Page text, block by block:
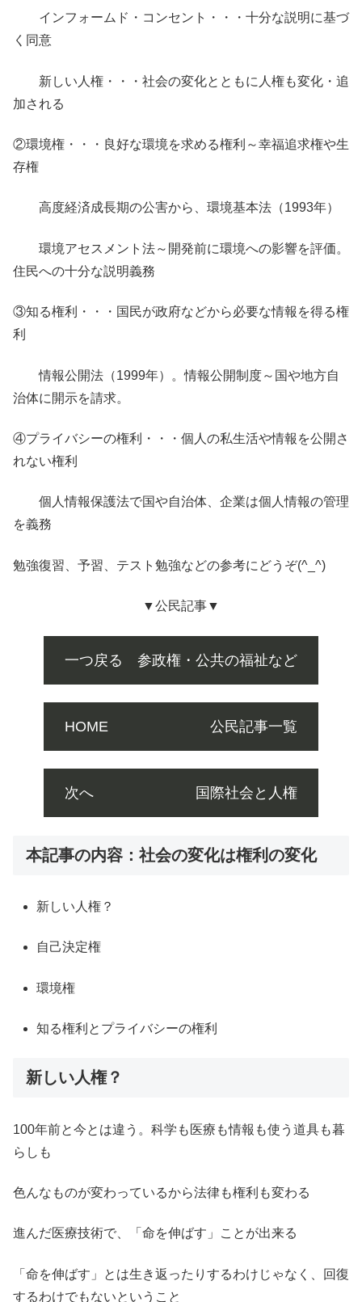
インフォームド・コンセント・・・十分な説明に基づ
く同意
新しい人権・・・社会の変化とともに人権も変化・追
加される
②環境権・・・良好な環境を求める権利～幸福追求権や生
存権
高度経済成長期の公害から、環境基本法（1993年）
環境アセスメント法～開発前に環境への影響を評価。
住民への十分な説明義務
③知る権利・・・国民が政府などから必要な情報を得る権
利
情報公開法（1999年）。情報公開制度～国や地方自
治体に開示を請求。
④プライバシーの権利・・・個人の私生活や情報を公開さ
れない権利
個人情報保護法で国や自治体、企業は個人情報の管理
を義務
勉強復習、予習、テスト勉強などの参考にどうぞ(^_^)
▼公民記事▼
一つ戻る 参政権・公共の福祉など
HOME 公民記事一覧
次へ 国際社会と人権
本記事の内容：社会の変化は権利の変化
新しい人権？
自己決定権
環境権
知る権利とプライバシーの権利
新しい人権？
100年前と今とは違う。科学も医療も情報も使う道具も暮
らしも
色んなものが変わっているから法律も権利も変わる
進んだ医療技術で、「命を伸ばす」ことが出来る
「命を伸ばす」とは生き返ったりするわけじゃなく、回復
するわけでもないということ